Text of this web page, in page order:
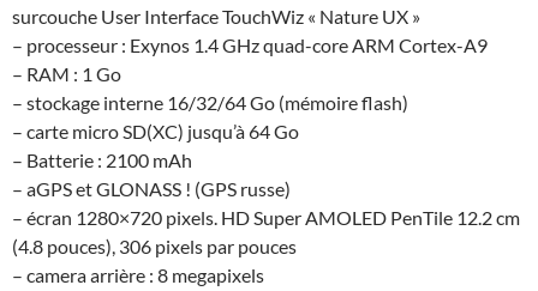
surcouche User Interface TouchWiz « Nature UX »
– processeur : Exynos 1.4 GHz quad-core ARM Cortex-A9
– RAM : 1 Go
– stockage interne 16/32/64 Go (mémoire flash)
– carte micro SD(XC) jusqu’à 64 Go
– Batterie : 2100 mAh
– aGPS et GLONASS ! (GPS russe)
– écran 1280×720 pixels. HD Super AMOLED PenTile 12.2 cm
(4.8 pouces), 306 pixels par pouces
– camera arrière : 8 megapixels